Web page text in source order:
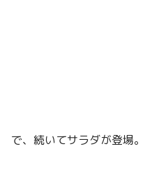
で、続いてサラダが登場。